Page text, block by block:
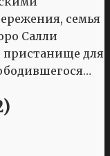
семья
Салли
пристанище для